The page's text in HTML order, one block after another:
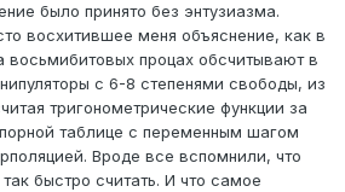
было принято без энтузиазма.
восхитившее меня объяснение, как в
восьмибитовых процах обсчитывают в
с 6-8 степенями свободы, из
тригонометрические функции за
таблице с переменным шагом
Вроде все вспомнили, что
быстро считать. И что самое